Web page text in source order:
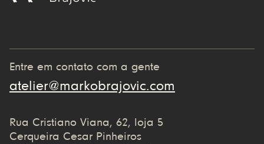
Entre em contato com a gente
atelier@markobrajovic.com
Rua Cristiano Viana, 62, loja 5
Cerqueira Cesar Pinheiros